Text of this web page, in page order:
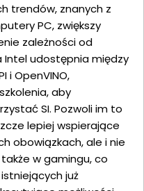
trendów, znanych z
PC, zwiększy
zależności od
Intel udostępnia między
i OpenVINO,
aby
SI. Pozwoli im to
lepiej wspierające
obowiązkach, ale i nie
w gamingu, co
już